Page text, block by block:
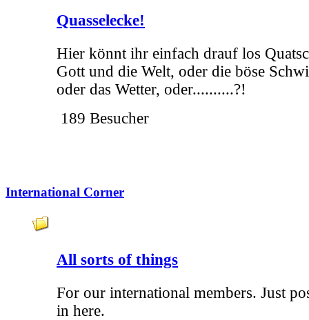
Quasselecke!
Hier könnt ihr einfach drauf los
Gott und die Welt, oder die böse
oder das Wetter, oder..........?!
189 Besucher
International Corner
All sorts of things
For our international members. Just
in here.